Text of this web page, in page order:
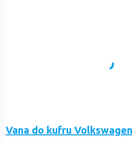
Vana do kufru